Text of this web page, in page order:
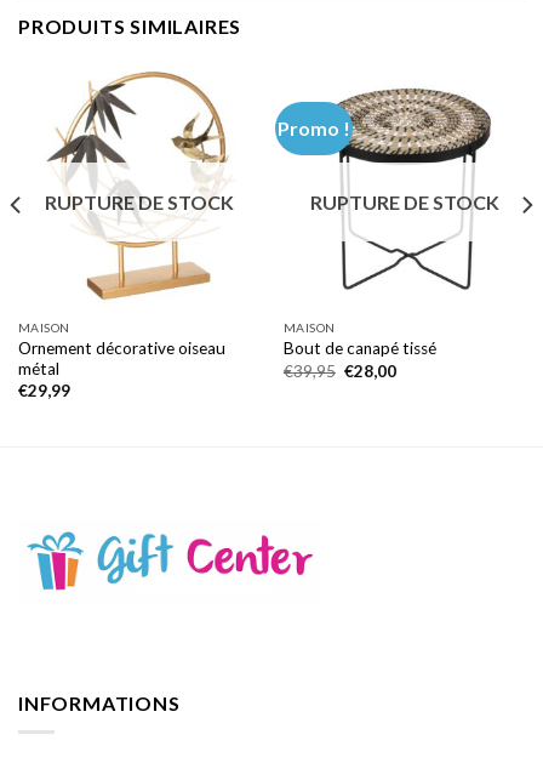
PRODUITS SIMILAIRES
RUPTURE DE STOCK
MAISON
Ornement décorative oiseau
métal
€29,99
Promo !
RUPTURE DE STOCK
MAISON
Bout de canapé tissé
€39,95 Le
€28,00Le
INFORMATIONS